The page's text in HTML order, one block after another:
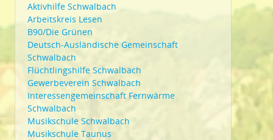
Aktivhilfe Schwalbach
Arbeitskreis Lesen
B90/Die Grünen
Deutsch-Ausländische Gemeinschaft
Schwalbach
Flüchtlingshilfe Schwalbach
Gewerbeverein Schwalbach
Interessengemeinschaft Fernwärme
Schwalbach
Musikschule Schwalbach
Musikschule Taunus